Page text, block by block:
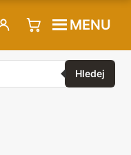
MENU
Hledej